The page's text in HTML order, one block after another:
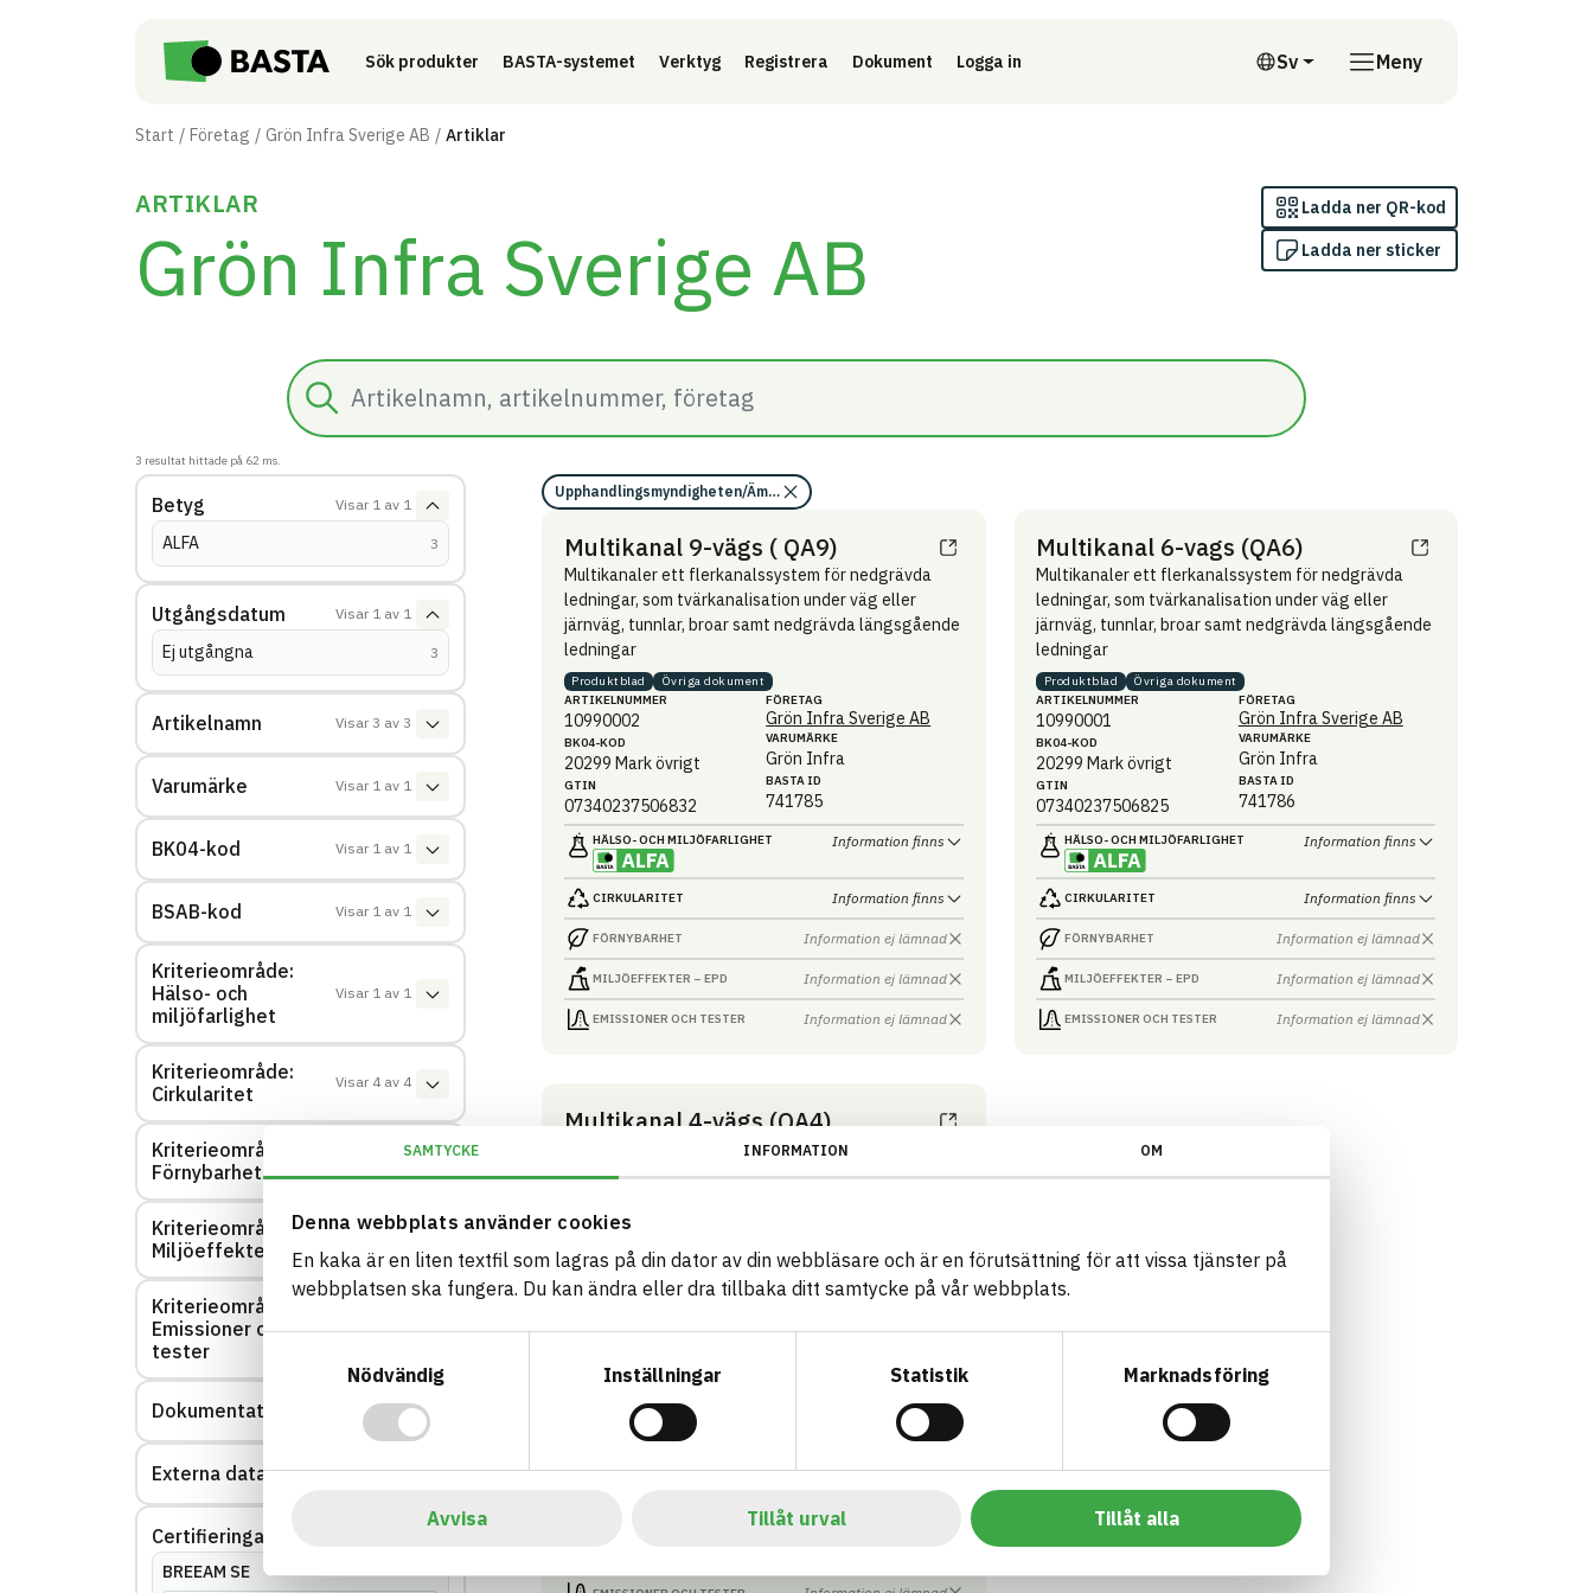
SAMTYCKE INFORMATION OM
Denna webbplats använder cookies
En kaka är en liten textfil som lagras på din dator av din webbläsare och är en förutsättning för att vissa tjänster på
webbplatsen ska fungera. Du kan ändra eller dra tillbaka ditt samtycke på vår webbplats.
Nödvändig
Inställningar Statistik Marknadsföring
Avvisa Tillåt urval Tillåt alla
Sök produkter BASTA-systemet Verktyg Registrera Dokument Logga in Sv
Svenska
Meny
Start Företag Grön Infra Sverige AB Artiklar
ARTIKLAR
Grön Infra Sverige AB
Ladda ner QR-kod
Ladda ner sticker
Sök
3 resultat hittade på 62 ms.
Betyg Visar 1 av 1
ALFA (3
Utgångsdatum Visar 1 av 1
Ej utgångna (3
Artikelnamn Visar 3 av 3
Varumärke Visar 1 av 1
BK04-kod Visar 1 av 1
BSAB-kod Visar 1 av 1
Kriterieområde:
Hälso- och
miljöfarlighet
Visar 1 av 1
Kriterieområde:
Cirkularitet
Visar 4 av 4
Kriterieområde:
Förnybarhet
0
Kriterieområde:
Miljöeffekter – EPD
0
Kriterieområde:
Emissioner och
tester
Visar 0 av 0
Dokumentation Visar 2 av 2
Externa datakällor Visar 0 av 0
Certifieringar
BREEAM SE
Upphandlingsmyndigheten/Ämnen med miljö- och hälsofarliga egenskaper/Avancerad nivå/Kravnivå A
Multikanal 9-vägs ( QA9)
Multikanaler ett flerkanalssystem för nedgrävda
ledningar, som tvärkanalisation under väg eller
järnväg, tunnlar, broar samt nedgrävda längsgående
ledningar
Produktblad
Övriga dokument
ARTIKEL­NUMMER
10990002
BK04-KOD
20299 Mark övrigt
GTIN
07340237506832
FÖRETAG
Grön Infra Sverige AB
VARUMÄRKE
Grön Infra
BASTA ID
741785
HÄLSO- OCH MILJÖ­FARLIGHET Information finns
CIRKULARITET Information finns
FÖRNYBARHET Information ej lämnad
MILJÖEFFEKTER – EPD Information ej lämnad
EMISSIONER OCH TESTER Information ej lämnad
Multikanal 6-vags (QA6)
Multikanaler ett flerkanalssystem för nedgrävda
ledningar, som tvärkanalisation under väg eller
järnväg, tunnlar, broar samt nedgrävda längsgående
ledningar
Produktblad
Övriga dokument
ARTIKEL­NUMMER
10990001
BK04-KOD
20299 Mark övrigt
GTIN
07340237506825
FÖRETAG
Grön Infra Sverige AB
VARUMÄRKE
Grön Infra
BASTA ID
741786
HÄLSO- OCH MILJÖ­FARLIGHET Information finns
CIRKULARITET Information finns
FÖRNYBARHET Information ej lämnad
MILJÖEFFEKTER – EPD Information ej lämnad
EMISSIONER OCH TESTER Information ej lämnad
Multikanal 4-vägs (QA4)
Multikanaler ett flerkanalssystem för nedgrävda
ledningar, som tvärkanalisation under väg eller
ledningar
Produktblad
Övriga dokument
ARTIKEL­NUMMER
10990000
20299Mark övrigt
07340237506818
Grön Infra Sverige AB
Grön Infra
HÄLSO- OCH MILJÖ­FARLIGHET Information finns
CIRKULARITET Information finns
Information ej lämnad